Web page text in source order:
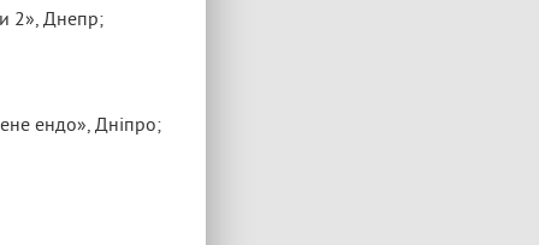
2», Днепр;
ендо», Дніпро;